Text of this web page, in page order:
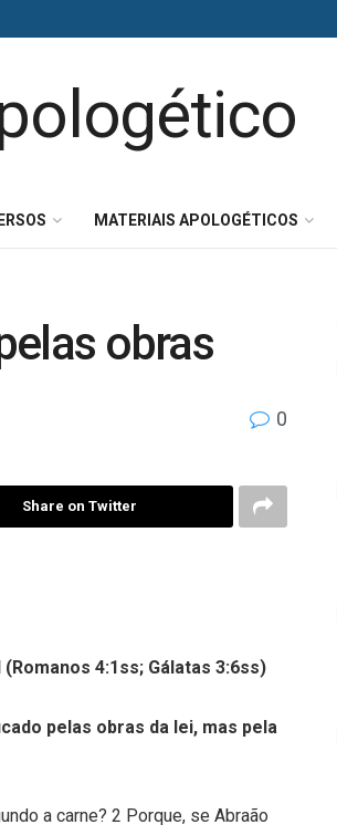
MATERIAIS APOLOGÉTICOS
obras
0
Share on Twitter
(Romanos 4:1ss; Gálatas 3:6ss)
pelas obras da lei, mas pela
a carne? 2 Porque, se Abraão